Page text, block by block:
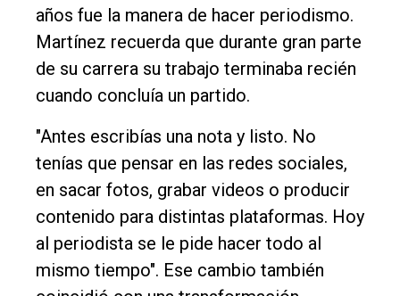
años fue la manera de hacer periodismo.
Martínez recuerda que durante gran parte
de su carrera su trabajo terminaba recién
cuando concluía un partido.
"Antes escribías una nota y listo. No
tenías que pensar en las redes sociales,
en sacar fotos, grabar videos o producir
contenido para distintas plataformas. Hoy
al periodista se le pide hacer todo al
mismo tiempo". Ese cambio también